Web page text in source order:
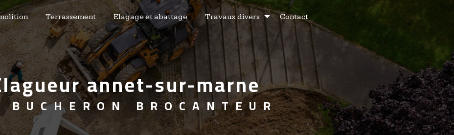
Terrassement Elagage et abattage Travaux divers Contact
élagueur annet-sur-marne
BUCHERON BROCANTEUR